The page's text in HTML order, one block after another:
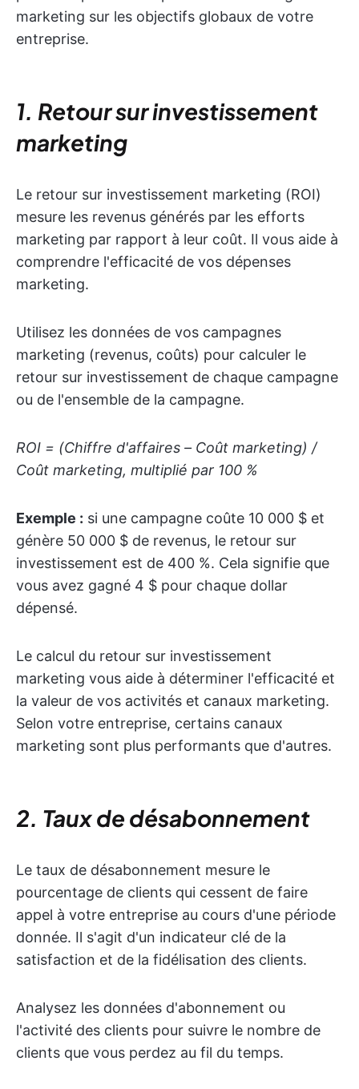
marketing sur les objectifs globaux de votre
entreprise.
1. Retour sur investissement
marketing
Le retour sur investissement marketing (ROI)
mesure les revenus générés par les efforts
marketing par rapport à leur coût. Il vous aide à
comprendre l'efficacité de vos dépenses
marketing.
Utilisez les données de vos campagnes
marketing (revenus, coûts) pour calculer le
retour sur investissement de chaque campagne
ou de l'ensemble de la campagne.
ROI = (Chiffre d'affaires – Coût marketing) /
Coût marketing, multiplié par 100 %
Exemple : si une campagne coûte 10 000 $ et
génère 50 000 $ de revenus, le retour sur
investissement est de 400 %. Cela signifie que
vous avez gagné 4 $ pour chaque dollar
dépensé.
Le calcul du retour sur investissement
marketing vous aide à déterminer l'efficacité et
la valeur de vos activités et canaux marketing.
Selon votre entreprise, certains canaux
marketing sont plus performants que d'autres.
2. Taux de désabonnement
Le taux de désabonnement mesure le
pourcentage de clients qui cessent de faire
appel à votre entreprise au cours d'une période
donnée. Il s'agit d'un indicateur clé de la
satisfaction et de la fidélisation des clients.
Analysez les données d'abonnement ou
l'activité des clients pour suivre le nombre de
clients que vous perdez au fil du temps.